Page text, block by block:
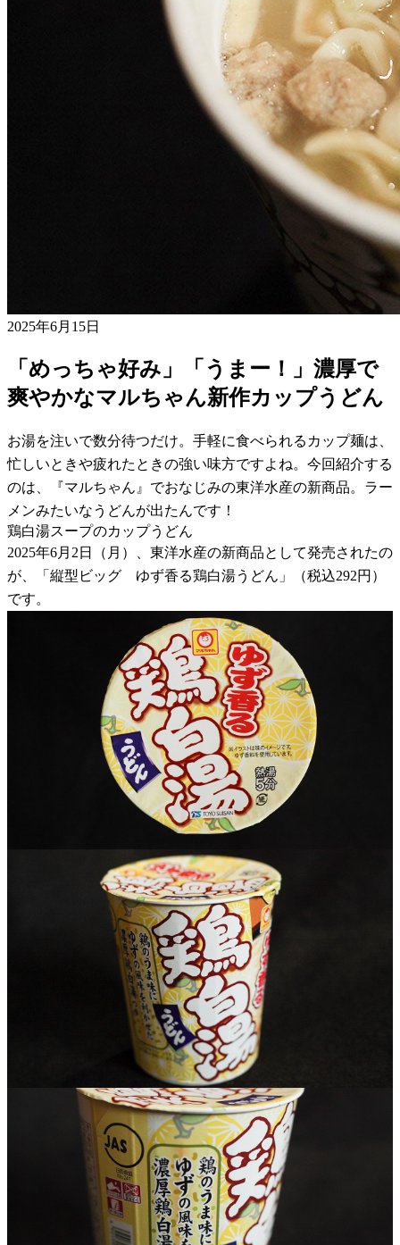
2025年6月15日
「めっちゃ好み」「うまー！」濃厚で
爽やかなマルちゃん新作カップうどん
お湯を注いで数分待つだけ。手軽に食べられるカップ麺は、
忙しいときや疲れたときの強い味方ですよね。今回紹介する
のは、『マルちゃん』でおなじみの東洋水産の新商品。ラー
メンみたいなうどんが出たんです！
鶏白湯スープのカップうどん
2025年6月2日（月）、東洋水産の新商品として発売されたの
が、「縦型ビッグ ゆず香る鶏白湯うどん」（税込292円）
です。